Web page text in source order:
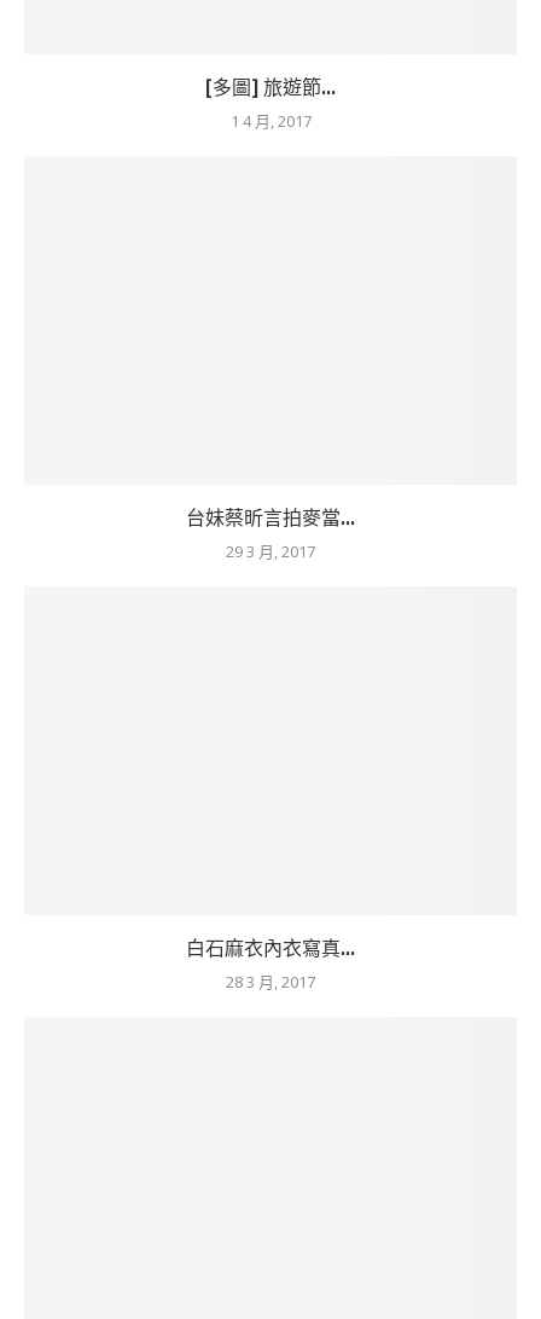
[多圖] 旅遊節...
1 4 月, 2017
台妹蔡昕言拍麥當...
29 3 月, 2017
白石麻衣內衣寫真...
28 3 月, 2017